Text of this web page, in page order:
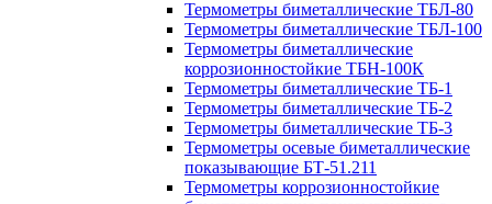
Термометры биметаллические ТБЛ-80
Термометры биметаллические ТБЛ-100
Термометры биметаллические
коррозионностойкие ТБН-100К
Термометры биметаллические ТБ-1
Термометры биметаллические ТБ-2
Термометры биметаллические ТБ-3
Термометры осевые биметаллические
показывающие БТ-51.211
Термометры коррозионностойкие